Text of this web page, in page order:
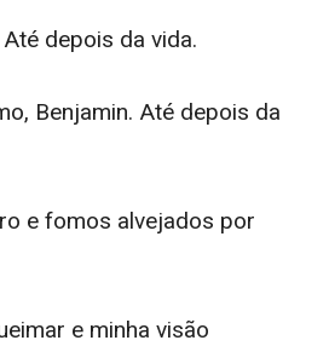
depois da vida.
Benjamin. Até depois da
e fomos alvejados por
e minha visão